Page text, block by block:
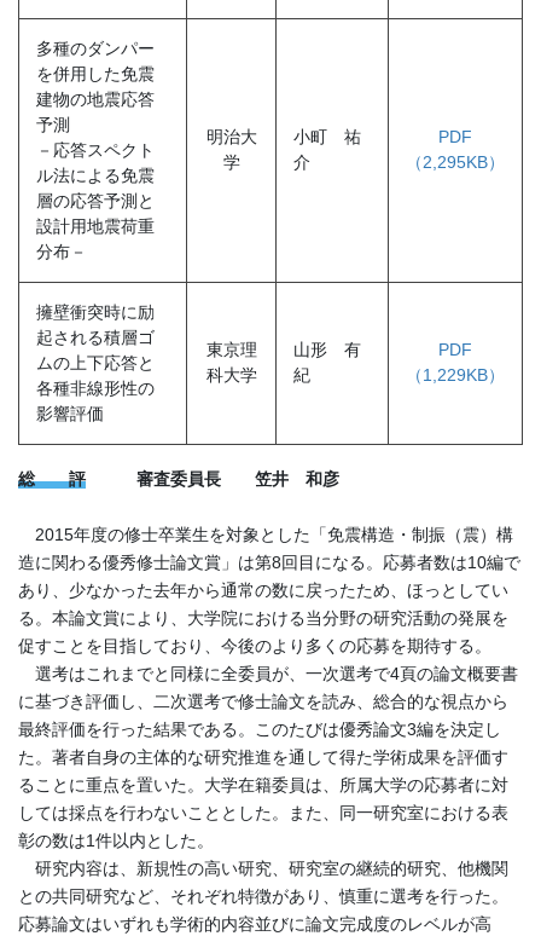
多種のダンパー
を併用した免震
建物の地震応答
予測
－応答スペクト
ル法による免震
層の応答予測と
設計用地震荷重
分布－
明治大
学
小町 祐
介
PDF
（2,295KB）
擁壁衝突時に励
起される積層ゴ
ムの上下応答と
各種非線形性の
影響評価
東京理
科大学
山形 有
紀
PDF
（1,229KB）
総 評 審査委員長 笠井 和彦
2015年度の修士卒業生を対象とした「免震構造・制振（震）構
造に関わる優秀修士論文賞」は第8回目になる。応募者数は10編で
あり、少なかった去年から通常の数に戻ったため、ほっとしてい
る。本論文賞により、大学院における当分野の研究活動の発展を
促すことを目指しており、今後のより多くの応募を期待する。
選考はこれまでと同様に全委員が、一次選考で4頁の論文概要書
に基づき評価し、二次選考で修士論文を読み、総合的な視点から
最終評価を行った結果である。このたびは優秀論文3編を決定し
た。著者自身の主体的な研究推進を通して得た学術成果を評価す
ることに重点を置いた。大学在籍委員は、所属大学の応募者に対
しては採点を行わないこととした。また、同一研究室における表
彰の数は1件以内とした。
研究内容は、新規性の高い研究、研究室の継続的研究、他機関
との共同研究など、それぞれ特徴があり、慎重に選考を行った。
応募論文はいずれも学術的内容並びに論文完成度のレベルが高